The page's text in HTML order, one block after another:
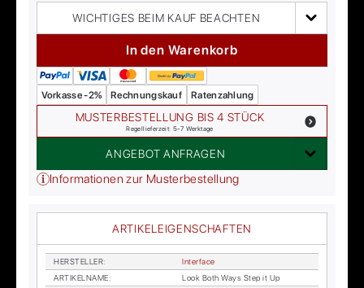
WICHTIGES BEIM KAUF BEACHTEN
In den Warenkorb
Vorkasse -2% Rechnungskauf Ratenzahlung
MUSTERBESTELLUNG BIS 4 STÜCK
Regellieferzeit: 5-7 Werktage
ANGEBOT ANFRAGEN
Informationen zur Musterbestellung
ARTIKELEIGENSCHAFTEN
HER­STEL­LER:
In­ter­face
AR­TI­KEL­NA­ME:
Look Both Ways Step it Up